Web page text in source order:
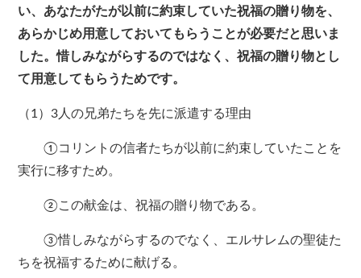
い、あなたがたが以前に約束していた祝福の贈り物を、
あらかじめ用意しておいてもらうことが必要だと思いま
した。惜しみながらするのではなく、祝福の贈り物とし
て用意してもらうためです。
（1）3人の兄弟たちを先に派遣する理由
①コリントの信者たちが以前に約束していたことを
実行に移すため。
②この献金は、祝福の贈り物である。
③惜しみながらするのでなく、エルサレムの聖徒た
ちを祝福するために献げる。